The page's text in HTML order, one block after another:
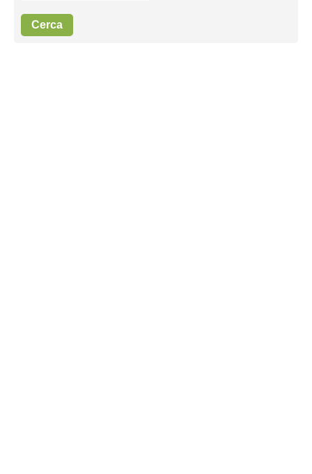
Cerca